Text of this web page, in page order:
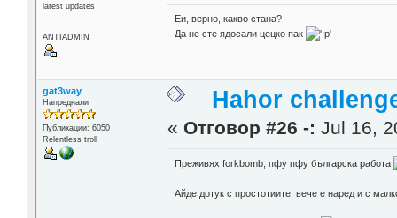
latest updates
ANTIADMIN
Еи, верно, какво стана?
Да не сте ядосали цецко пак
gat3way
Напреднали
Публикации: 6050
Relentless troll
Hahor
« Отговор #26 -: Jul 16,
Преживях forkbomb, пфу пфу българска работа
Айде дотук с простотиите, вече е наред и с